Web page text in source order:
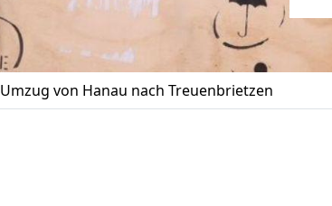
Umzug von Hanau nach Treuenbrietzen